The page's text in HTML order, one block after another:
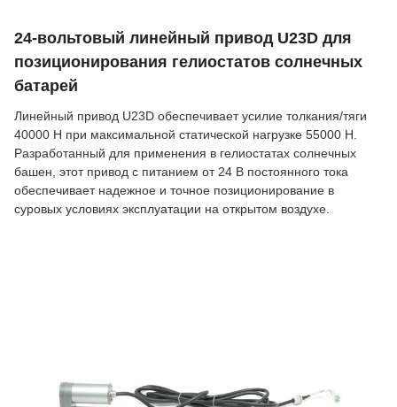
24-вольтовый линейный привод U23D для
позиционирования гелиостатов солнечных
батарей
Линейный привод U23D обеспечивает усилие толкания/тяги
40000 Н при максимальной статической нагрузке 55000 Н.
Разработанный для применения в гелиостатах солнечных
башен, этот привод с питанием от 24 В постоянного тока
обеспечивает надежное и точное позиционирование в
суровых условиях эксплуатации на открытом воздухе.